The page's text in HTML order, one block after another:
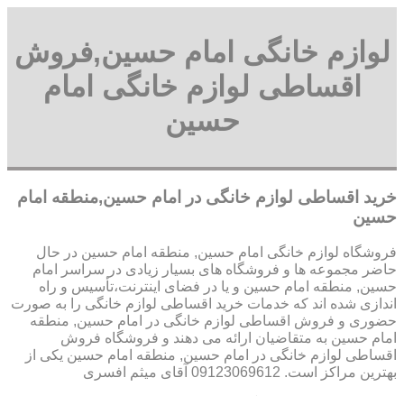
لوازم خانگی امام حسین,فروش
اقساطی لوازم خانگی امام
حسین
خرید اقساطی لوازم خانگی در امام حسین,منطقه امام
حسین
فروشگاه لوازم خانگی امام حسین, منطقه امام حسین در حال
حاضر مجموعه ها و فروشگاه های بسیار زیادی در سراسر امام
حسین, منطقه امام حسین و یا در فضای اینترنت،تأسیس و راه
اندازی شده اند که خدمات خرید اقساطی لوازم خانگی را به صورت
حضوری و فروش اقساطی لوازم خانگی در امام حسین, منطقه
امام حسین به متقاضیان ارائه می دهند و فروشگاه فروش
اقساطی لوازم خانگی در امام حسین, منطقه امام حسین یکی از
بهترین مراکز است. 09123069612 آقای میثم افسری